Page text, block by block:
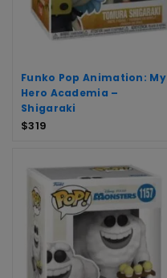
Funko Pop Animation: My
Hero Academia –
Shigaraki
$319